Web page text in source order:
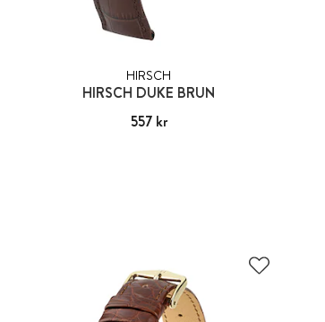
HIRSCH
HIRSCH DUKE BRUN
Pris:557 kr
557 kr